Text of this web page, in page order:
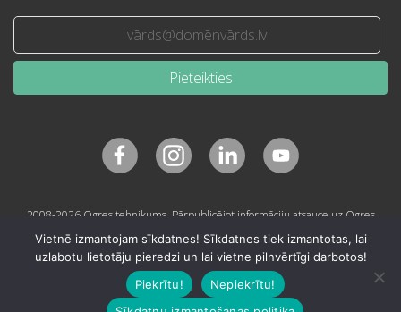
Pieteikties
2008-2026 Ogres tehnikums. Pārpublicējot informāciju atsauce uz Ogres
Vietnē izmantojam sīkdatnes! Sīkdatnes tiek izmantotas, lai
uzlabotu lietotāju pieredzi un lai vietne pilnvērtīgi darbotos!
Piekrītu!
Nepiekrītu!